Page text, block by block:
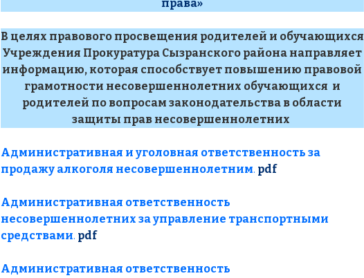
права»
В целях правового просвещения родителей и обучающихся
Учреждения Прокуратура Сызранского района направляет
информацию, которая способствует повышению правовой
грамотности несовершеннолетних обучающихся и
родителей по вопросам законодательства в области
защиты прав несовершеннолетних
Административная и уголовная ответственность за
продажу алкоголя несовершеннолетним. pdf
Административная ответственность
несовершеннолетних за управление транспортными
средствами. pdf
Административная ответственность